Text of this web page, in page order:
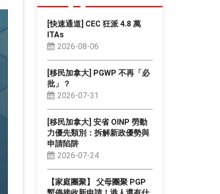
[快速通道] CEC 狂派 4.8 萬
ITAs
2026-08-06
[移民加拿大] PGWP 不再「必
批」？
2026-07-31
[移民加拿大] 安省 OINP 勞動
力優先類別：拆解新政優勢與
申請陷阱
2026-07-24
【家庭團聚】 父母團聚 PGP